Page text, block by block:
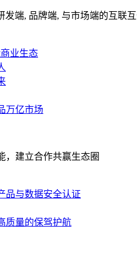
发端, 品牌端, 与市场端的互联
业生态
万亿市场
，建立合作共赢生态圈
品与数据安全认证
质量的保驾护航